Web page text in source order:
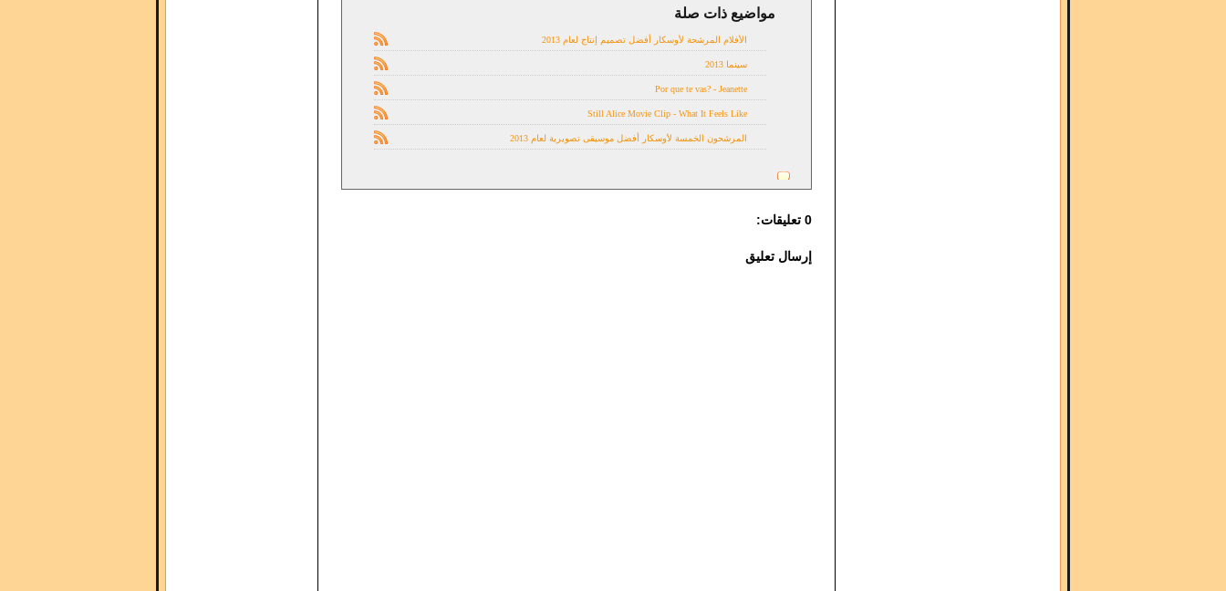
مواضيع ذات صلة
الأفلام المرشحة لأوسكار أفضل تصميم إنتاج لعام 2013
سينما 2013
Por que te vas? - Jeanette
Still Alice Movie Clip - What It Feels Like
المرشحون الخمسة لأوسكار أفضل موسيقى تصويرية لعام 2013
0 تعليقات:
إرسال تعليق